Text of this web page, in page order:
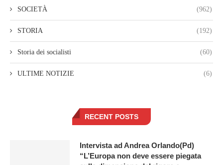
SOCIETÀ (962)
STORIA (192)
Storia dei socialisti (60)
ULTIME NOTIZIE (6)
RECENT POSTS
Intervista ad Andrea Orlando(Pd)
“L’Europa non deve essere piegata